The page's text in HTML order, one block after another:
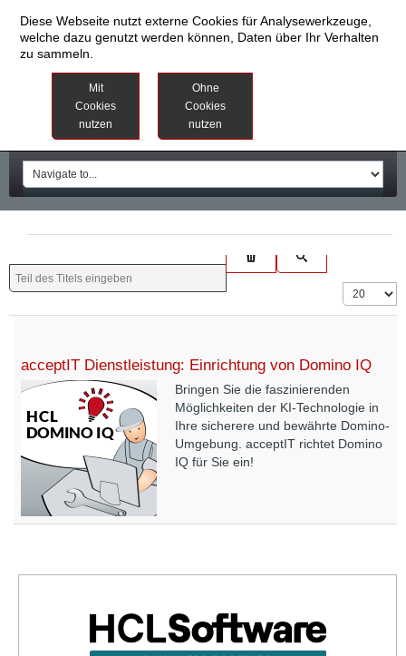
acceptIT Dienstleistung: Einrichtung von Domino IQ
Bringen Sie die faszinierenden
Möglichkeiten der KI-Technologie in
Ihre sicherere und bewährte Domino-
Umgebung. acceptIT richtet Domino
IQ für Sie ein!
Diese Webseite nutzt externe Cookies für Analysewerkzeuge,
welche dazu genutzt werden können, Daten über Ihr Verhalten
zu sammeln.
Mit
Cookies
nutzen
Ohne
Cookies
nutzen